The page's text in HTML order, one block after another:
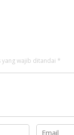
yang wajib ditandai *